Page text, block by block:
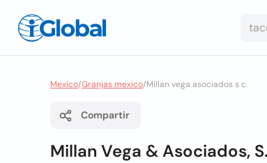
Mexico/Granjas mexico/Millan vega asociados s c
Compartir
Millan Vega & Asociados,